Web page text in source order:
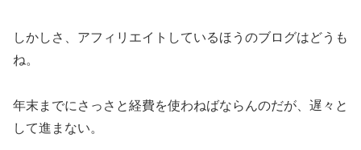
しかしさ、アフィリエイトしているほうのブログはどうも
ね。
年末までにさっさと経費を使わねばならんのだが、遅々と
して進まない。